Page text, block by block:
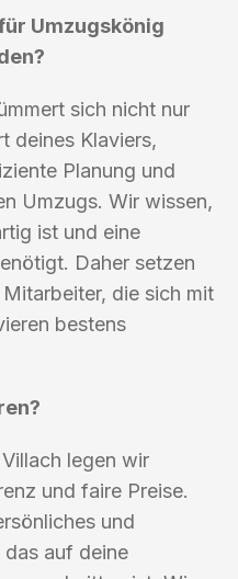
Umzugskönig
sich nicht nur
deines Klaviers,
Planung und
Umzugs. Wir wissen,
ist und eine
Daher setzen
die sich mit
bestens
legen wir
und faire Preise.
und
auf deine